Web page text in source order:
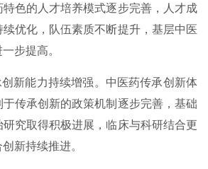
特色的人才培养模式逐步完善，人才成
优化，队伍素质不断提升，基层中医
步提高。
新能力持续增强。中医药传承创新体
传承创新的政策机制逐步完善，基础
究取得积极进展，临床与科研结合更
新持续推进。